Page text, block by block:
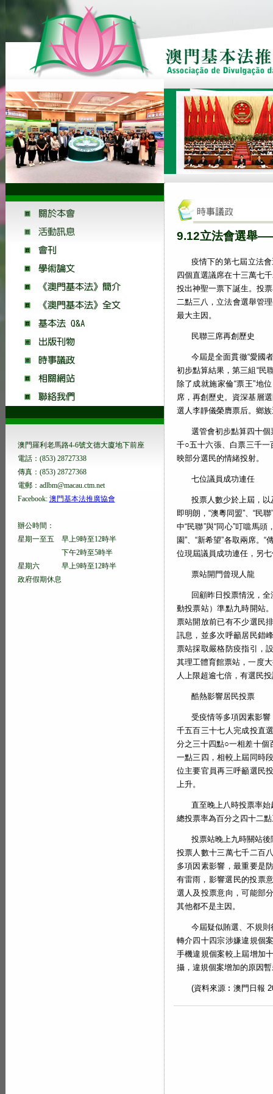
澳門羅利老馬路4-6號文德大廈地下前座
電話：(853) 28727338
傳真：(853) 28727368
電郵：adlbm@macau.ctm.net
Facebook: 澳門基本法推廣協會
辦公時間：
星期一至五 早上9時至12時半
下午2時至5時半
星期六 早上9時至12時半
政府假期休息
9.12立法會選舉
疫情下的第七屆立法
四個直選議席在十三萬七
投出神聖一票下誕生。投
二點三八，立法會選舉管
最大主因。
民聯三席再創歷史
今屆是全面貫徹“愛國
初步點算結果，第三組“民
除了成就施家倫“票王”地
席，再創歷史。資深基層
選人李靜儀榮膺票后。鄉族
選管會初步點算四十
千○五十六張、白票三千
映部分選民的情緒投射。
七位議員成功連任
投票人數少於上屆，
即明朗，“澳粵同盟”、“民
中“民聯”與“同心”叮噹馬頭
園”、“新希望”各取兩席。
位現屆議員成功連任，另
票站開門曾現人龍
回顧昨日投票情況，
動投票站）準點九時開站
票站開放前已有不少選民
訊息，並多次呼籲居民錯
票站採取嚴格防疫指引，
其理工體育館票站，一度
人上限超逾七倍，有選民
酷熱影響居民投票
受疫情等多項因素影
千五百三十七人完成投直
分之三十四點○一相差十個
一點三四，相較上屆同時
位主要官員再三呼籲選民
上升。
直至晚上八時投票率
總投票率為百分之四十二
投票站晚上九時關站
投票人數十三萬七千二百
多項因素影響，最重要是
有雷雨，影響選民的投票
選人及投票意向，可能部
其他都不是主因。
今屆疑似賄選、不規
轉介四十四宗涉嫌違規個
手機違規個案較上屆增加
攝，違規個案增加的原因
(資料來源︰澳門日報